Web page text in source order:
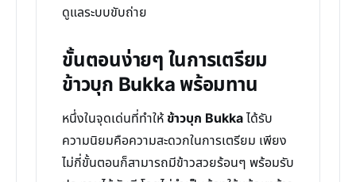
ดูแลระบบขับถ่าย
ขั้นตอนง่ายๆ ในการเตรียม
ข้าวบุก Bukka พร้อมทาน
หนึ่งในจุดเด่นที่ทำให้ข้าวบุก Bukkaได้รับ
ความนิยมคือความสะดวกในการเตรียม เพียง
ไม่กี่ขั้นตอนก็สามารถมีข้าวสวยร้อนๆ พร้อมรับ